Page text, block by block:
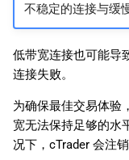
不稳定的连接与缓
低带宽连接也可能导
连接失败。
为确保最佳交易体验
宽无法保持足够的水
况下，cTrader 会注